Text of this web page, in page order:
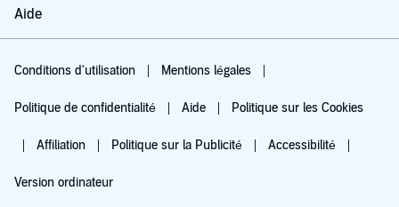
Aide
Conditions d'utilisation Mentions légales
Politique de confidentialité Aide Politique sur les Cookies
Affiliation Politique sur la Publicité Accessibilité
Version ordinateur